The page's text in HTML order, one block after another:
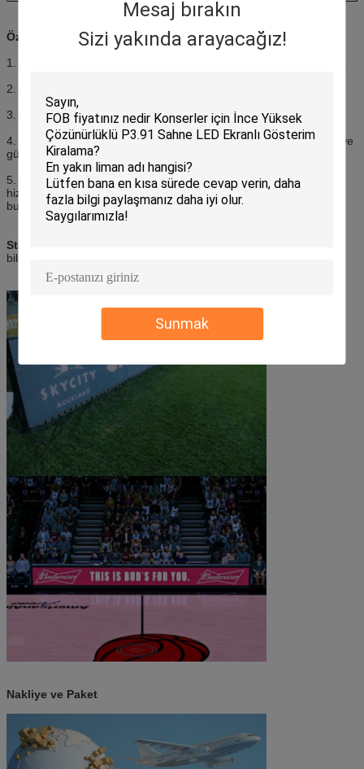
Mesaj bırakın
Sizi yakında arayacağız!
Sunmak
Özellikler:
1. IP65, tam su geçirmez, tozlu ortamlarda çalışmaya devam edin.
2. Kaba maske ile önden darbeyi azaltın.
3. Novastar sistemini kullanın, sorunsuz çalıştırın.
4. Yüksek parlaklık (≥6000nit), ekran güneş ışığı altında hala net ve
güzel görünüyor.
5. Şirketimiz 14 yıldır LED ekran üretimine odaklanmaktadır, en iyi
hizmeti sunmak için profesyonel mühendislerimiz ve satış ekibimiz
bulunmaktadır.
Stadyum LED Ekran Uygulamaları
bilgileri, arka plan vb. için her türlü spor stadyumu.
Nakliye ve Paket